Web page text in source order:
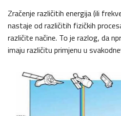
Zračenje različitih energija (ili
nastaje od različitih fizičkih
različite načine. To je razlog, da
imaju različitu primjenu u